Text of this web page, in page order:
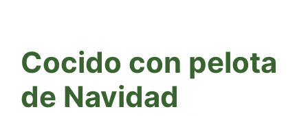
Cocido con pelota
de Navidad